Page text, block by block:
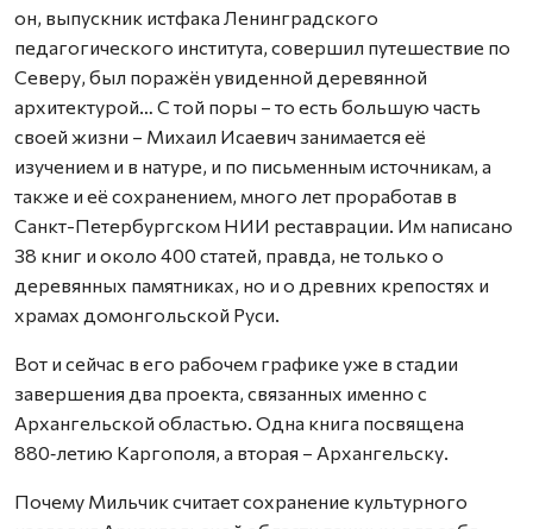
он, выпускник истфака Ленинградского
педагогического института, совершил путешествие по
Северу, был поражён увиденной деревянной
архитектурой… С той поры – то есть большую часть
своей жизни – Михаил Исаевич занимается её
изучением и в натуре, и по письменным источникам, а
также и её сохранением, много лет проработав в
Санкт-Петербургском НИИ реставрации. Им написано
38 книг и около 400 статей, правда, не только о
деревянных памятниках, но и о древних крепостях и
храмах домонгольской Руси.
Вот и сейчас в его рабочем графике уже в стадии
завершения два проекта, связанных именно с
Архангельской областью. Одна книга посвящена
880‑летию Каргополя, а вторая – Архангельску.
Почему Мильчик считает сохранение культурного